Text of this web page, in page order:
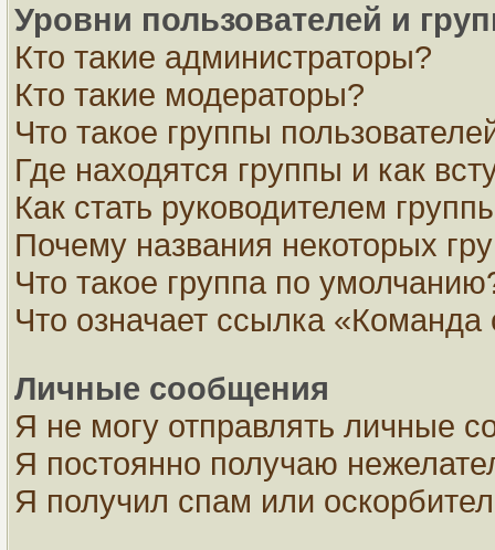
Уровни пользователей и
Кто такие администраторы?
Кто такие модераторы?
Что такое группы
Где находятся группы и как
Как стать руководителем
Почему названия некоторых
Что такое группа по
Что означает ссылка «Команда
Личные сообщения
Я не могу отправлять личные
Я постоянно получаю
Я получил спам или